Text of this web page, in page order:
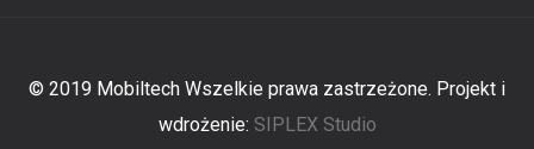
© 2019 Mobiltech Wszelkie prawa zastrzeżone. Projekt i
wdrożenie: SIPLEX Studio